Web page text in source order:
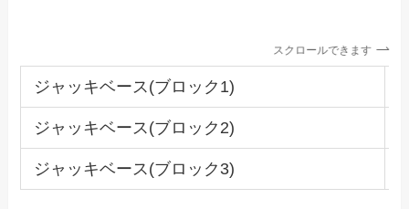
スクロールできます
ジャッキベース(ブロック1)
ジャッキベース(ブロック2)
ジャッキベース(ブロック3)